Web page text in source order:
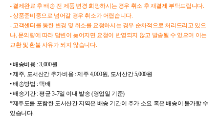
- 결제완료 후 배송 전 제품 변경 희망하시는 경우 취소 후 재결제 부탁드립니다.
- 상품준비중으로 넘어갈 경우 취소가 어렵습니다.
- 고객센터를 통한 변경 및 취소를 요청하시는 경우 순차적으로 처리드리고 있으
나, 문의량에 따라 답변이 늦어지면 요청이 반영되지 않고 발송될 수 있으며 이는
교환 및 환불 사유가 되지 않습니다.
• 배송비용 : 3,000원
• 제주, 도서산간 추가비용 : 제주 4,000원, 도서산간 5,000원
• 배송방법 : 택배
• 배송기간 : 평균 3-7일 이내 발송 (영업일 기준)
*제주도를 포함한 도서산간 지역은 배송 기간이 추가 소요 혹은 배송이 불가할 수
있습니다.